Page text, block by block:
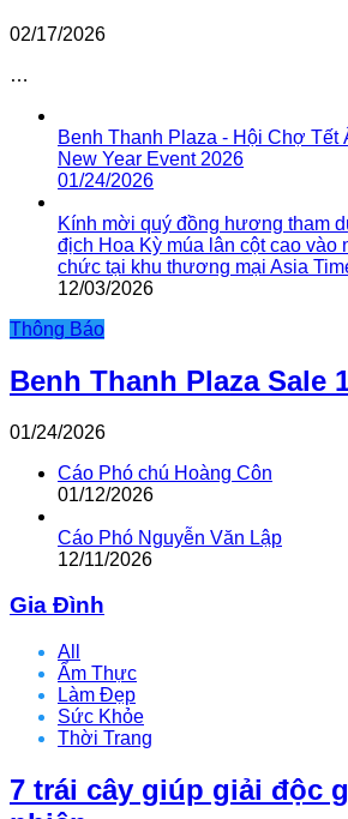
02/17/2026
…
Benh Thanh Plaza - Hội Chợ Tết
New Year Event 2026
01/24/2026
Kính mời quý đồng hương tham
địch Hoa Kỳ múa lân cột cao vào
chức tại khu thương mại Asia
12/03/2026
Thông Báo
Benh Thanh Plaza Sale
01/24/2026
Cáo Phó chú Hoàng Côn
01/12/2026
Cáo Phó Nguyễn Văn Lập
12/11/2026
Gia Đình
All
Ẩm Thực
Làm Đẹp
Sức Khỏe
Thời Trang
7 trái cây giúp giải độc